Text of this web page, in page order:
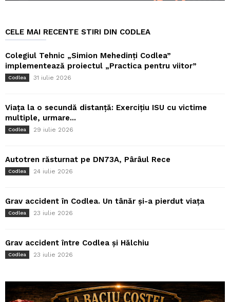
CELE MAI RECENTE STIRI DIN CODLEA
Colegiul Tehnic „Simion Mehedinți Codlea”
implementează proiectul „Practica pentru viitor”
Codlea 31 iulie 2026
Viața la o secundă distanță: Exercițiu ISU cu victime
multiple, urmare...
Codlea 29 iulie 2026
Autotren răsturnat pe DN73A, Pârâul Rece
Codlea 24 iulie 2026
Grav accident în Codlea. Un tânăr și-a pierdut viața
Codlea 23 iulie 2026
Grav accident între Codlea și Hălchiu
Codlea 23 iulie 2026